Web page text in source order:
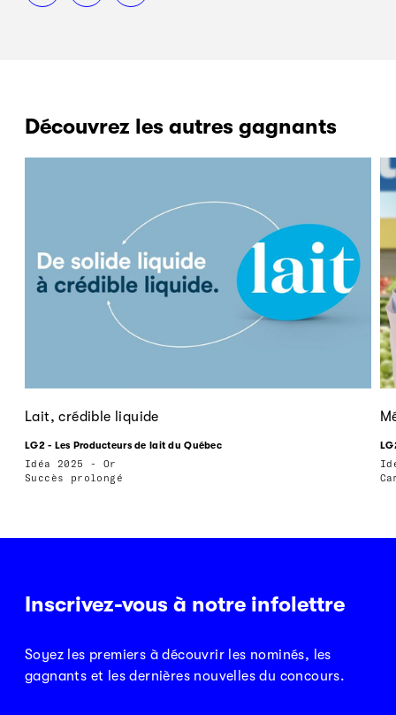
Découvrez les autres gagnants
Lait, crédible liquide
LG2 - Les Producteurs de lait du Québec
Idéa 2025 - Or
Succès prolongé
Inscrivez-vous à notre infolettre
Soyez les premiers à découvrir les nominés, les
gagnants et les dernières nouvelles du concours.